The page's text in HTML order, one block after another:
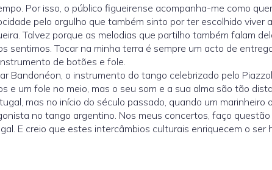
Por isso, o público figueirense acompanha-me como
pelo orgulho que também sinto por ter escolhido viver
Talvez porque as melodias que partilho também falam
sentimos. Tocar na minha terra é sempre um acto de
de botões e fole.
Bandonéon, o instrumento do tango celebrizado pelo
e um fole no meio, mas o seu som e a sua alma são tão
mas no início do século passado, quando um
no tango argentino. Nos meus concertos, faço
E creio que estes intercâmbios culturais enriquecem o ser